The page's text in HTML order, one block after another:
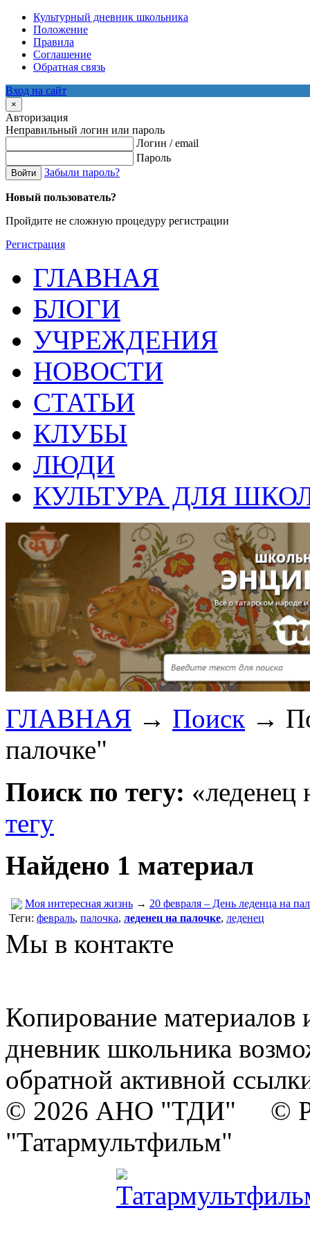
Культурный дневник школьника
Положение
Правила
Соглашение
Обратная связь
Вход на сайт
×
Авторизация
Неправильный логин или пароль
Логин / email
Пароль
Войти Забыли пароль?
Новый пользователь?
Пройдите не сложную процедуру регистрации
Регистрация
ГЛАВНАЯ
БЛОГИ
УЧРЕЖДЕНИЯ
НОВОСТИ
СТАТЬИ
КЛУБЫ
ЛЮДИ
КУЛЬТУРА ДЛЯ
ГЛАВНАЯ → Поиск →
палочке"
Поиск по тегу: «леденец
тегу
Найдено 1 материал
Моя интересная жизнь → 20 февраля – День леденца на
Теги: февраль, палочка, леденец на палочке, леденец
Мы в контакте
Копирование материалов
дневник школьника
обратной активной
© 2026 АНО "ТДИ" ©
"Татармультфильм"